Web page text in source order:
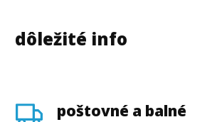
dôležité info
poštovné a balné